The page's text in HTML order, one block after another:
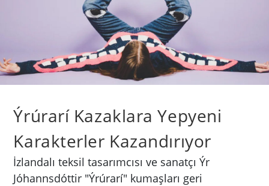
Ýrúrarí Kazaklara Yepyeni
Karakterler Kazandırıyor
İzlandalı teksil tasarımcısı ve sanatçı Ýr
Jóhannsdóttir "Ýrúrarí" kumaşları geri